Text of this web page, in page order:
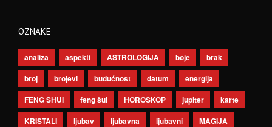
OZNAKE
analiza aspekti ASTROLOGIJA boje
brak
broj
brojevi budućnost datum
energija
FENG SHUI
feng šui HOROSKOP jupiter
karte
KRISTALI
ljubav ljubavna ljubavni
MAGIJA